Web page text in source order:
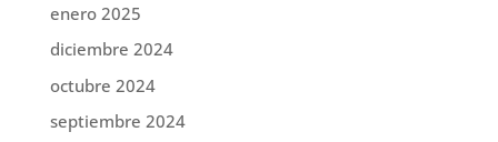
enero 2025
diciembre 2024
octubre 2024
septiembre 2024